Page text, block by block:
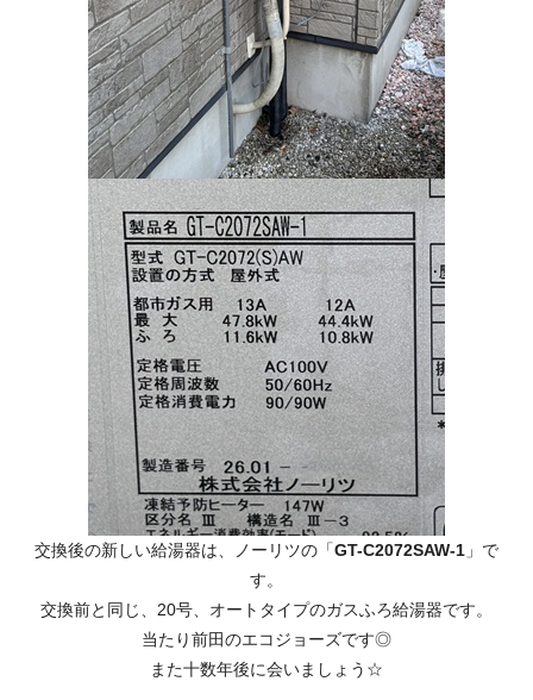
交換後の新しい給湯器は、ノーリツの「GT-C2072SAW-1 」で
す。
交換前と同じ、20号、オートタイプのガスふろ給湯器です。
当たり前田のエコジョーズです◎
また十数年後に会いましょう☆